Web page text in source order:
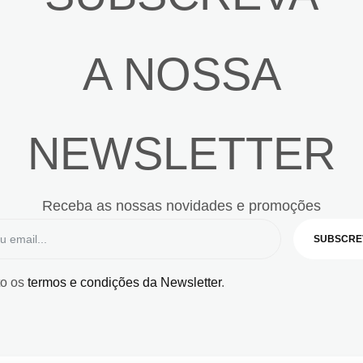
A NOSSA
NEWSLETTER
Receba as nossas novidades e promoções
os termos e condições da Newsletter.